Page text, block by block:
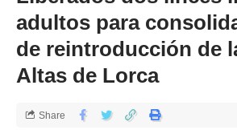
adultos para
de reintroducción de
Altas de Lorca
Share